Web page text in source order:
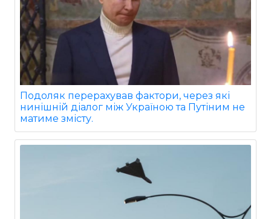
Подоляк перерахував фактори, через які
нинішній діалог між Україною та Путіним не
матиме змісту.